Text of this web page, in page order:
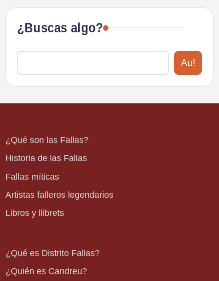
¿Buscas algo?
Au!
¿Qué son las Fallas?
Historia de las Fallas
Fallas míticas
Artistas falleros legendarios
Libros y llibrets
¿Qué es Distrito Fallas?
¿Quién es Candreu?